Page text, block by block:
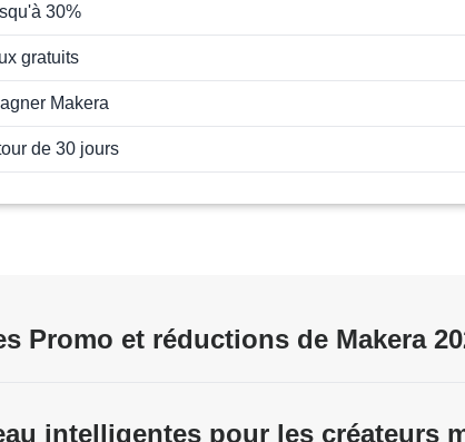
30%
gratuits
Makera
de 30 jours
Promo et réductions de Makera
intelligentes pour les créateurs